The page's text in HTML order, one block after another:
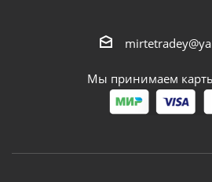
Мы принимаем